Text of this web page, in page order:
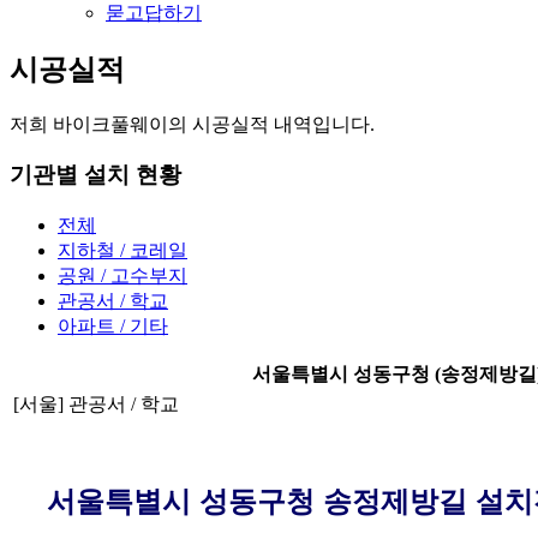
묻고답하기
시공실적
저희 바이크풀웨이의 시공실적 내역입니다.
기관별 설치 현황
전체
지하철 / 코레일
공원 / 고수부지
관공서 / 학교
아파트 / 기타
서울특별시 성동구청 (송정제방
[서울] 관공서 / 학교
서울특별시 성동구청 송정제방길 설